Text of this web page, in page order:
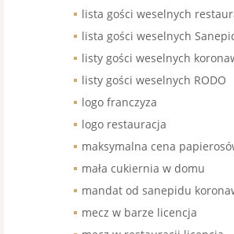
lista gości weselnych
lista gości weselnych
listy gości weselnych
listy gości weselnych RODO
logo franczyza
logo restauracja
maksymalna cena
mała cukiernia w domu
mandat od sanepidu
mecz w barze licencja